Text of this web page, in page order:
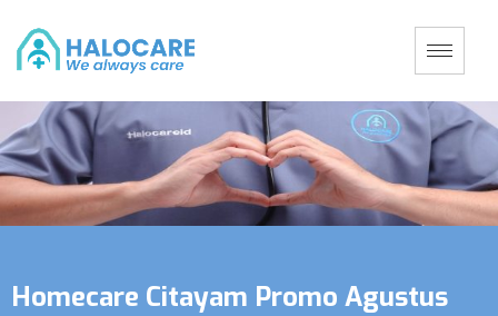
Homecare Citayam Promo Agustus